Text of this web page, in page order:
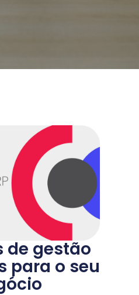
de gestão
para o seu